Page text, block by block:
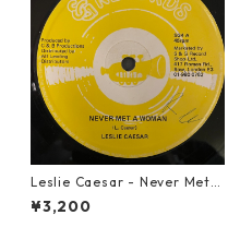
Leslie Caesar - Never Met A
Woman【12-50067】
¥3,200